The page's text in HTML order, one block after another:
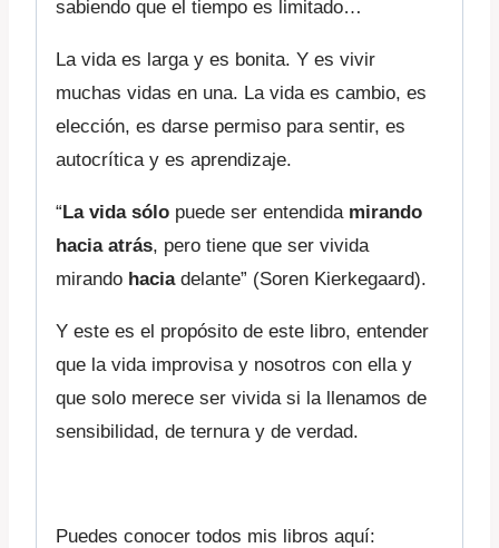
sabiendo que el tiempo es limitado…
La vida es larga y es bonita. Y es vivir
muchas vidas en una. La vida es cambio, es
elección, es darse permiso para sentir, es
autocrítica y es aprendizaje.
“La vida sólo puede ser entendida mirando
hacia atrás, pero tiene que ser vivida
mirando haciadelante” (Soren Kierkegaard).
Y este es el propósito de este libro, entender
que la vida improvisa y nosotros con ella y
que solo merece ser vivida si la llenamos de
sensibilidad, de ternura y de verdad.
Puedes conocer todos mis libros aquí: